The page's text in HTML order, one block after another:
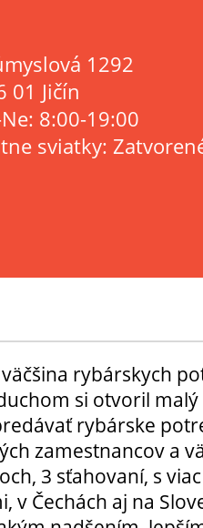
1292
01 Jičín
8:00-19:00
sviatky:
rybárskych
si otvoril
rybárske
zamestnancov a
3 sťahovaní, s
v Čechách aj na